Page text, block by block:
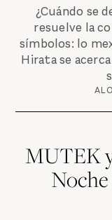
¿Cuándo se
resuelve la
símbolos: lo
Hirata se
MUTEK